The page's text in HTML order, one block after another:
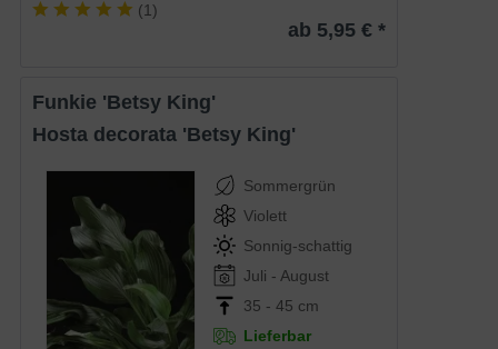
(1)
ab 5,95 € *
Funkie 'Betsy King'
Hosta decorata 'Betsy King'
Sommergrün
Violett
Sonnig-schattig
Juli - August
35 - 45 cm
Lieferbar